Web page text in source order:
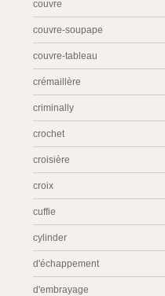
couvre
couvre-soupape
couvre-tableau
crémaillère
criminally
crochet
croisière
croix
cuffie
cylinder
d'échappement
d'embrayage